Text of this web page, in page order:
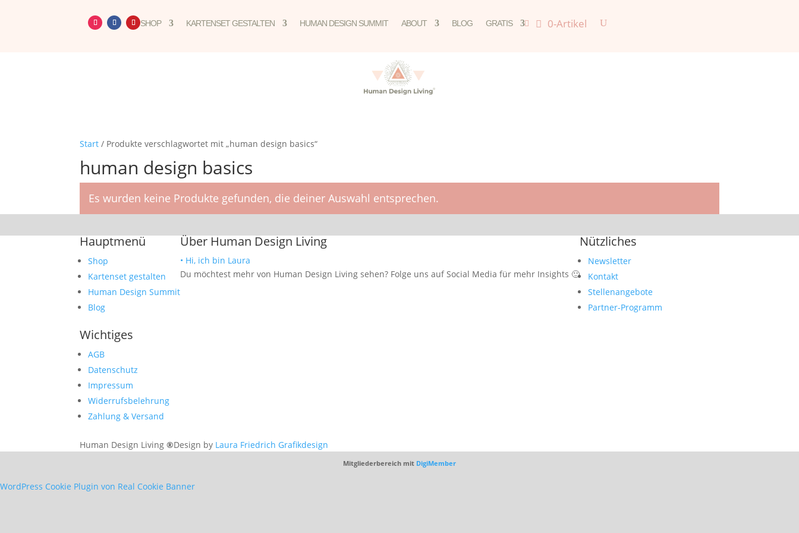
SHOP KARTENSET GESTALTEN HUMAN DESIGN SUMMIT ABOUT BLOG GRATIS  0-Artikel
Start / Produkte verschlagwortet mit „human design basics“
human design basics
Es wurden keine Produkte gefunden, die deiner Auswahl entsprechen.
Hauptmenü
Shop
Kartenset gestalten
Human Design Summit
Blog
Über Human Design Living
• Hi, ich bin Laura
Du möchtest mehr von Human Design Living sehen? Folge uns auf Social Media für mehr Insights 🙂
Nützliches
Newsletter
Kontakt
Stellenangebote
Partner-Programm
Wichtiges
AGB
Datenschutz
Impressum
Widerrufsbelehrung
Zahlung & Versand
Human Design Living®Design by Laura Friedrich Grafikdesign
Mitgliederbereich mit DigiMember
WordPress Cookie Plugin von Real Cookie Banner